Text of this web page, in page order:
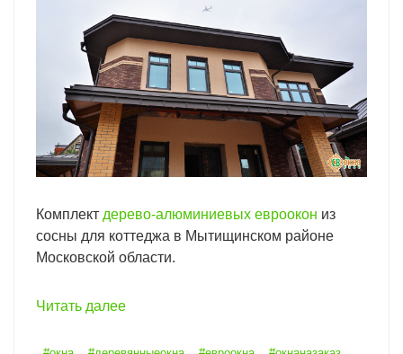
Комплект дерево-алюминиевых евроокон из
сосны для коттеджа в Мытищинском районе
Московской области.
Читать далее